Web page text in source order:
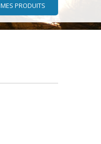
MES PRODUITS